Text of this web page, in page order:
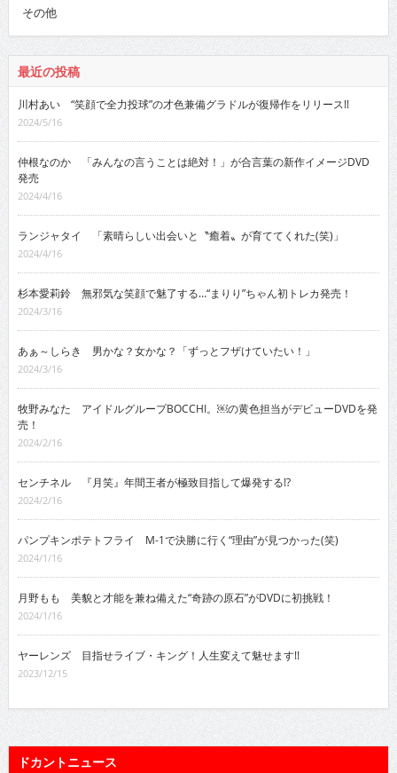
その他
最近の投稿
川村あい “笑顔で全力投球”の才色兼備グラドルが復帰作をリリース!!
2024/5/16
仲根なのか 「みんなの言うことは絶対！」が合言葉の新作イメージDVD
発売
2024/4/16
ランジャタイ 「素晴らしい出会いと〝癒着〟が育ててくれた(笑)」
2024/4/16
杉本愛莉鈴 無邪気な笑顔で魅了する…“まりり”ちゃん初トレカ発売！
2024/3/16
あぁ～しらき 男かな？女かな？「ずっとフザけていたい！」
2024/3/16
牧野みなた アイドルグループBOCCHI。￼の黄色担当がデビューDVDを発
売！
2024/2/16
センチネル 『月笑』年間王者が極致目指して爆発する!?
2024/2/16
パンプキンポテトフライ M-1で決勝に行く“理由”が見つかった(笑)
2024/1/16
月野もも 美貌と才能を兼ね備えた“奇跡の原石”がDVDに初挑戦！
2024/1/16
ヤーレンズ 目指せライブ・キング！人生変えて魅せます!!
2023/12/15
ドカントニュース